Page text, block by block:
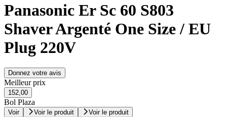
Panasonic Er Sc 60 S803
Shaver Argenté One Size / EU
Plug 220V
Donnez votre avis
Meilleur prix
152,00
Bol Plaza
Voir Voir le produit Voir le produit